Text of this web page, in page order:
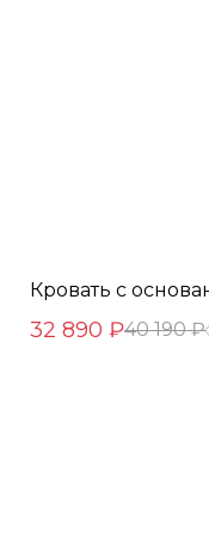
Кровать с
32 890 ₽40 190 ₽